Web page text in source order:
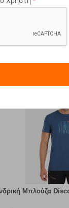
Μπλούζα